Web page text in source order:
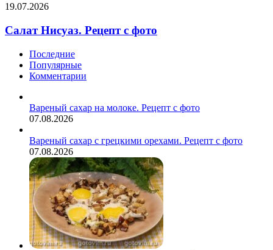
на
агаре.
фото
Салат
Рецепт
с
19.07.2026
Салат Нисуаз. Рецепт с фото
Последние
Популярные
Комментарии
Вареный сахар на молоке. Рецепт с фото
07.08.2026
Вареный сахар с грецкими орехами. Рецепт с фото
07.08.2026